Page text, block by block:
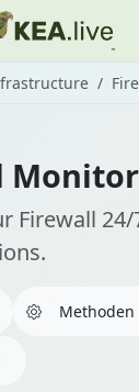
Firewall
Methoden